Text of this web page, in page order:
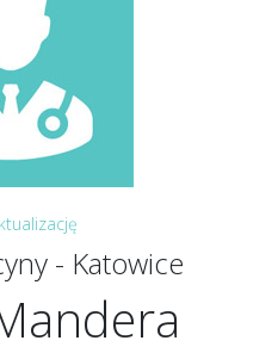
- Katowice